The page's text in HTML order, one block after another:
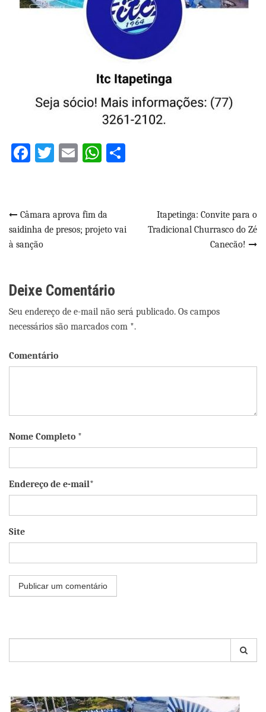
Facebook
Twitter
EmailWhatsApp
Navegação
de
Câmara aprova fim da
saidinha de presos; projeto vai
à sanção
Itapetinga: Convite para o
Tradicional Churrasco do Zé
Canecão!
Deixe Comentário
Seu endereço de e-mail não será publicado. Os campos
necessários são marcados com *.
Comentário
Nome Completo *
Endereço de e-mail*
Site
por: